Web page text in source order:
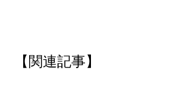
【関連記事】